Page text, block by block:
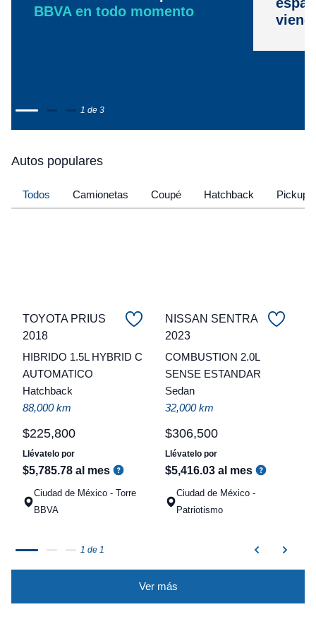
BBVA en todo momento
1 de 3
Autos populares
Todos Camionetas Coupé Hatchback Pickup
TOYOTA PRIUS
2018
HIBRIDO 1.5L HYBRID C
AUTOMATICO
Hatchback
88,000 km
$225,800
Llévatelo por
$5,785.78 al mes
Ciudad de México - Torre
BBVA
NISSAN SENTRA
2023
COMBUSTION 2.0L
SENSE ESTANDAR
Sedan
32,000 km
$306,500
Llévatelo por
$5,416.03 al mes
Ciudad de México -
Patriotismo
1 de 1
Ver más